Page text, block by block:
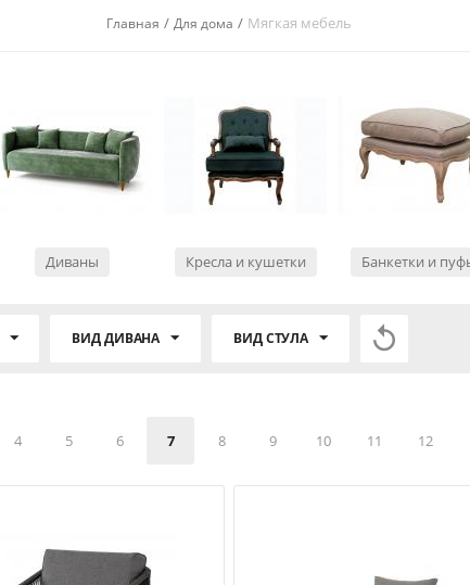
Главная / Для дома / Мягкая мебель
Диваны Кресла и кушетки Банкетки и
ВИД ДИВАНА ВИД СТУЛА 
4 5 6 7 8 9 10 11 12